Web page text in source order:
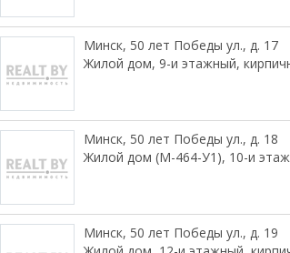
Минск, 50 лет Победы ул., д. 17
Жилой дом, 9-и этажный,
Минск, 50 лет Победы ул., д. 18
Жилой дом (М-464-У1), 10-и
Минск, 50 лет Победы ул., д. 19